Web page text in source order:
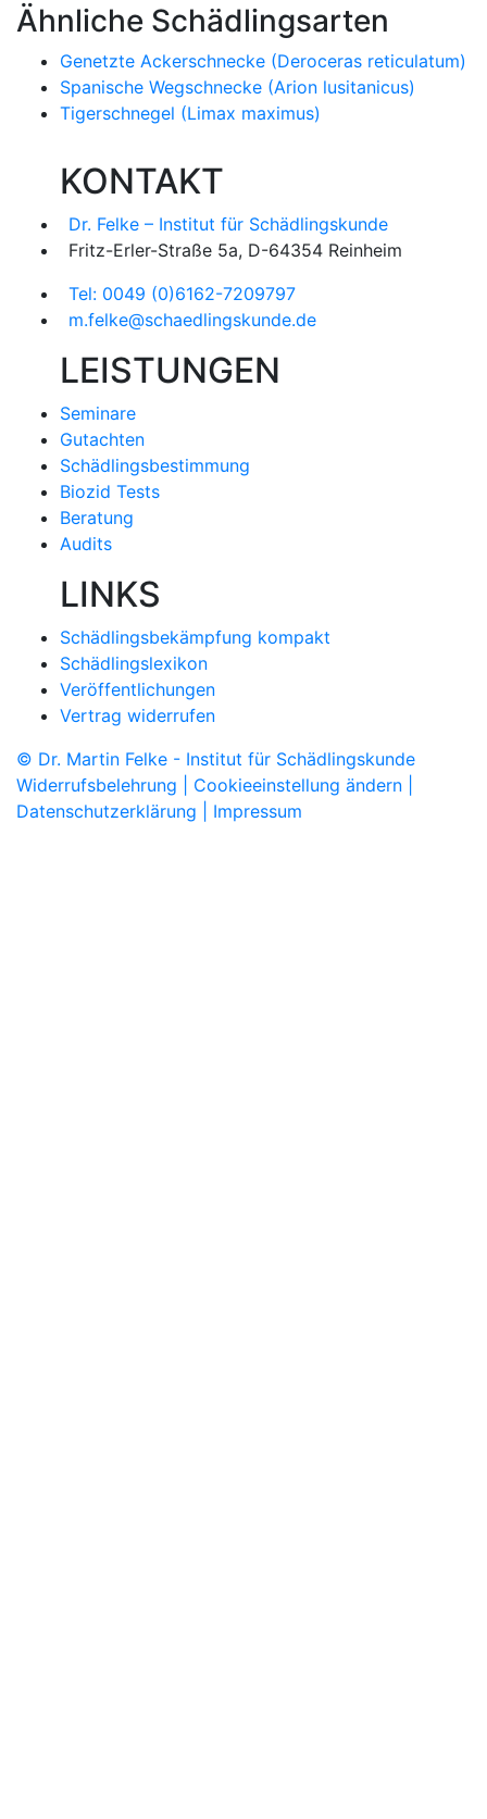
Ähnliche Schädlingsarten
Genetzte Ackerschnecke (Deroceras reticulatum)
Spanische Wegschnecke (Arion lusitanicus)
Tigerschnegel (Limax maximus)
KONTAKT
Dr. Felke – Institut für Schädlingskunde
Fritz-Erler-Straße 5a, D-64354 Reinheim
Tel: 0049 (0)6162-7209797
m.felke@schaedlingskunde.de
LEISTUNGEN
Seminare
Gutachten
Schädlingsbestimmung
Biozid Tests
Beratung
Audits
LINKS
Schädlingsbekämpfung kompakt
Schädlingslexikon
Veröffentlichungen
Vertrag widerrufen
© Dr. Martin Felke - Institut für Schädlingskunde
Widerrufsbelehrung |
Cookieeinstellung ändern |
Datenschutzerklärung |
Impressum